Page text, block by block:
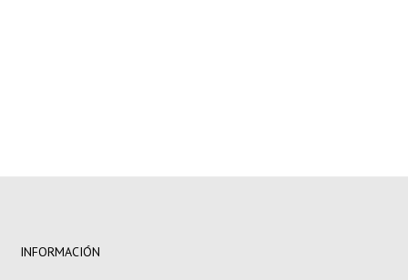
INFORMACIÓN